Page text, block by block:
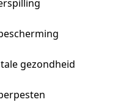
gezondheid